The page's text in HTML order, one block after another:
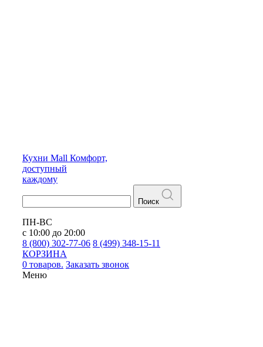
Кухни Mall Комфорт,
доступный
каждому
Поиск
ПН-ВС
с 10:00 до 20:00
8 (800) 302-77-06 8 (499) 348-15-11
КОРЗИНА
0 товаров. Заказать звонок
Меню